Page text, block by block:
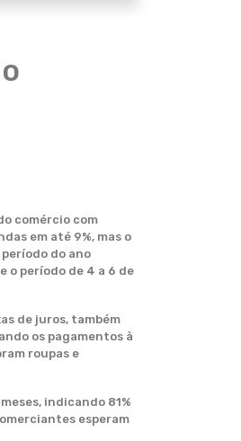
comércio com
em até 9%, mas o
do ano
o período de 4 a 6 de
de juros, também
os pagamentos à
roupas e
indicando 81%
esperam